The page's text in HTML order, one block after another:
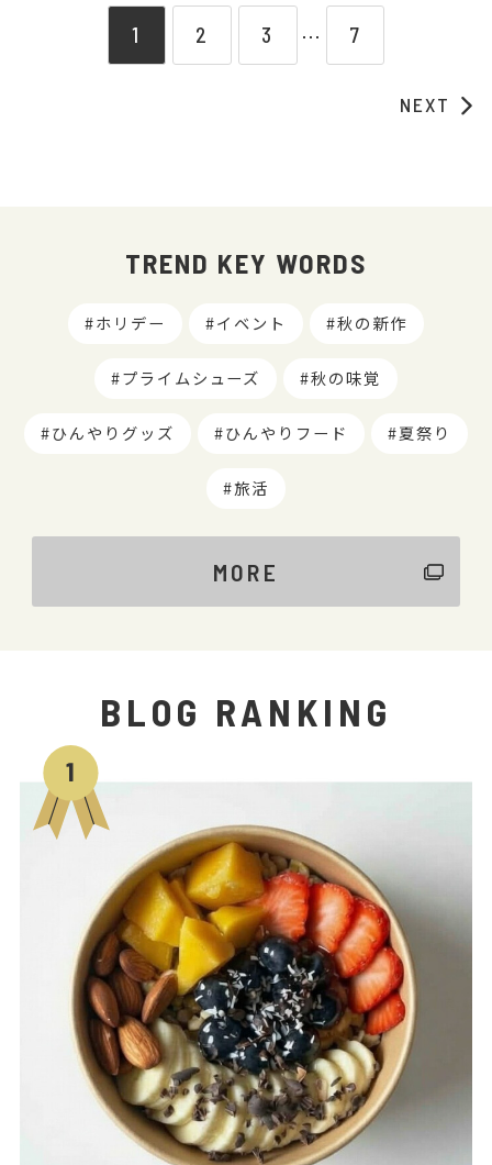
1 2 3 ⋯ 7
NEXT
TREND KEY WORDS
ホリデー イベント 秋の新作
プライムシューズ 秋の味覚
ひんやりグッズ ひんやりフード 夏祭り
旅活
MORE
BLOG RANKING